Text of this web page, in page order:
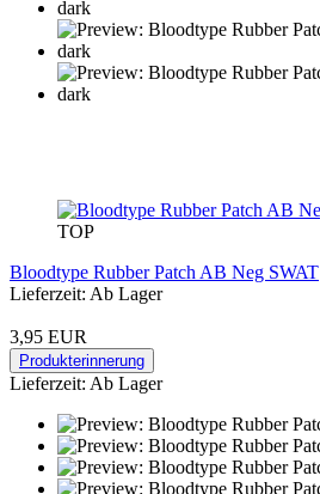
TOP
Bloodtype Rubber Patch AB Neg SWAT
Lieferzeit: Ab Lager
3,95 EUR
Produkterinnerung
Lieferzeit: Ab Lager